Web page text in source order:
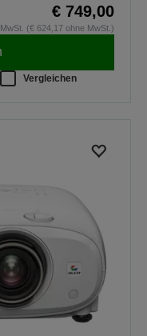
€ 749,00
(€ 624,17 ohne MwSt.)
Vergleichen